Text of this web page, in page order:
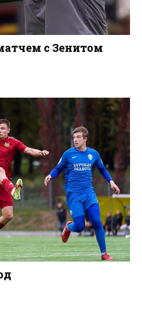
с Зенитом